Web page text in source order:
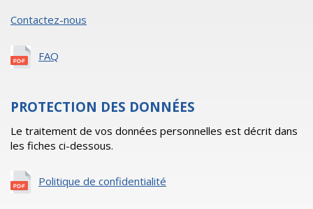
Contactez-nous
FAQ
PROTECTION DES DONNÉES
Le traitement de vos données personnelles est décrit dans
les fiches ci-dessous.
Politique de confidentialité